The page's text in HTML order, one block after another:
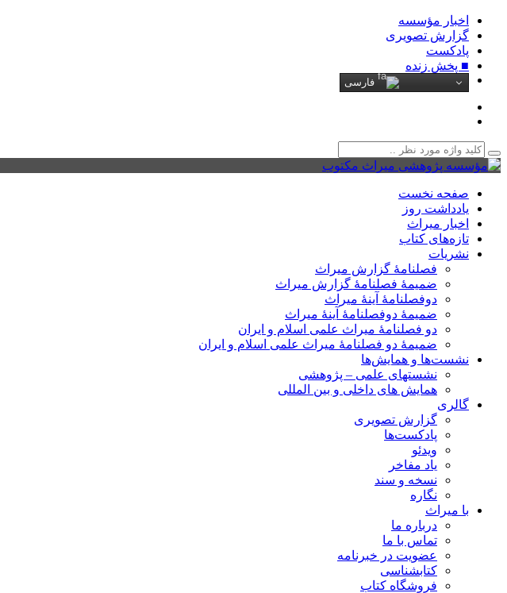
اخبار مؤسسه
گزارش تصویری
پادکست‌
■ پخش زنده
فارسی
صفحه نخست
یادداشت روز
اخبار میراث
تازه‌های کتاب
نشریات
فصلنامۀ گزارش میراث
ضمیمۀ فصلنامۀ گزارش میراث
دوفصلنامۀ آینۀ میراث
ضمیمۀ دوفصلنامۀ آینۀ میراث
دو فصلنامۀ میراث علمی اسلام و ایران
ضمیمۀ دو فصلنامۀ میراث علمی اسلام و ایران
نشست‌ها و همایش‌ها
نشستهای علمی – پژوهشی
همایش های داخلی و بین المللی
گالری
گزارش تصویری
پادکست‌ها
ویدئو
یاد مفاخر
نسخه و سند
نگاره
با میراث
درباره ما
تماس با ما
عضویت در خبرنامه
کتابشناسی
فروشگاه کتاب